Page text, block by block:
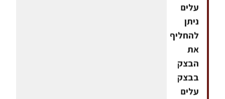
עלים
ניתן
להחליף
את
הבצק
בבצק
עלים